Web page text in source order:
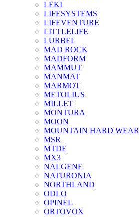
LEKI
LIFESYSTEMS
LIFEVENTURE
LITTLELIFE
LURBEL
MAD ROCK
MADFORM
MAMMUT
MANMAT
MARMOT
METOLIUS
MILLET
MONTURA
MOON
MOUNTAIN HARD WEAR
MSR
MTDE
MX3
NALGENE
NATURONIA
NORTHLAND
ODLO
OPINEL
ORTOVOX